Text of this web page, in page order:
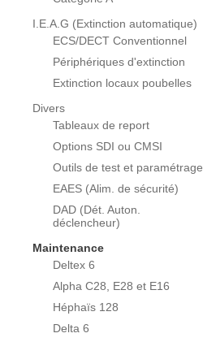
I.E.A.G (Extinction automatique)
ECS/DECT Conventionnel
Périphériques d'extinction
Extinction locaux poubelles
Divers
Tableaux de report
Options SDI ou CMSI
Outils de test et paramétrage
EAES (Alim. de sécurité)
DAD (Dét. Auton.
déclencheur)
Maintenance
Deltex 6
Alpha C28, E28 et E16
Héphaïs 128
Delta 6